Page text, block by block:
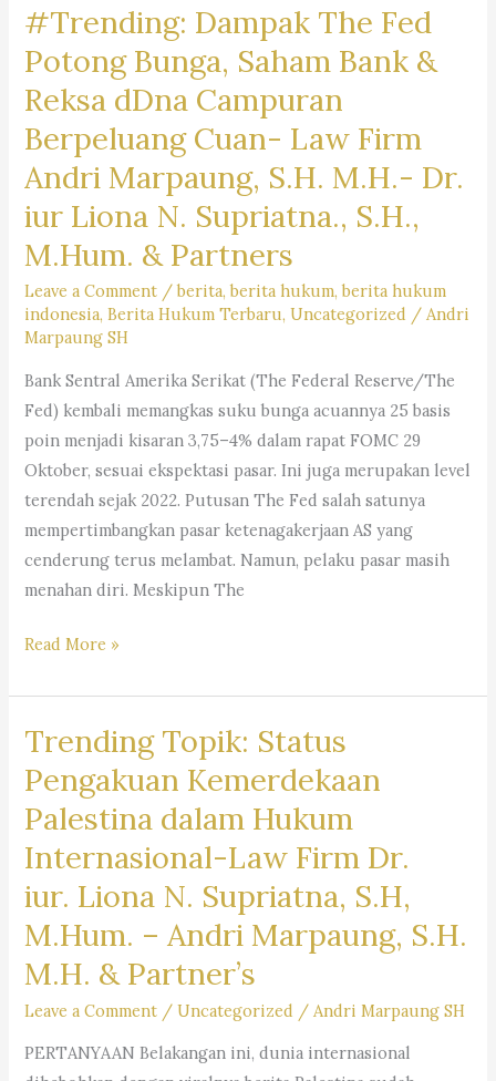
iur
N.
Supriatna., S.H., M.Hum.
–
A
Marpaung,
S.H.
M.H.
&
Partners
#Trending: Dampak The Fed
Potong Bunga, Saham Bank &
Reksa dDna Campuran
Berpeluang Cuan- Law Firm
Andri Marpaung, S.H. M.H.- Dr.
iur Liona N. Supriatna., S.H.,
M.Hum. & Partners
Leave a Comment /berita,berita hukum,berita hukum
indonesia,Berita Hukum Terbaru,Uncategorized /Andri
Marpaung SH
Bank Sentral Amerika Serikat (The Federal Reserve/The
Fed) kembali memangkas suku bunga acuannya 25 basis
poin menjadi kisaran 3,75–4% dalam rapat FOMC 29
Oktober, sesuai ekspektasi pasar. Ini juga merupakan level
terendah sejak 2022. Putusan The Fed salah satunya
mempertimbangkan pasar ketenagakerjaan AS yang
cenderung terus melambat. Namun, pelaku pasar masih
menahan diri. Meskipun The
#Trending:
The
Fed
Bunga,
Saham
Bank
&
Reksa
dDna
Campuran
Berpeluang
Firm
Read More »
Trending Topik: Status
Pengakuan Kemerdekaan
Palestina dalam Hukum
Internasional-Law Firm Dr.
iur. Liona N. Supriatna, S.H,
M.Hum. – Andri Marpaung, S.H.
M.H. & Partner’s
Leave a Comment /Uncategorized / Andri Marpaung SH
PERTANYAAN Belakangan ini, dunia internasional